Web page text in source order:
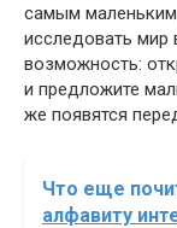
самым
исследовать мир
возможность:
и предложите
же появятся
Что еще
алфавиту